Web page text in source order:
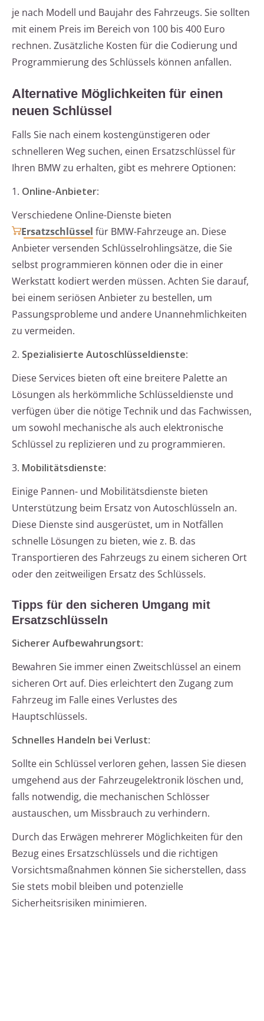
je nach Modell und Baujahr des Fahrzeugs. Sie sollten
mit einem Preis im Bereich von 100 bis 400 Euro
rechnen. Zusätzliche Kosten für die Codierung und
Programmierung des Schlüssels können anfallen.
Alternative Möglichkeiten für einen
neuen Schlüssel
Falls Sie nach einem kostengünstigeren oder
schnelleren Weg suchen, einen Ersatzschlüssel für
Ihren BMW zu erhalten, gibt es mehrere Optionen:
1. Online-Anbieter:
Verschiedene Online-Dienste bieten
Ersatzschlüssel für BMW-Fahrzeuge an. Diese
Anbieter versenden Schlüsselrohlingsätze, die Sie
selbst programmieren können oder die in einer
Werkstatt kodiert werden müssen. Achten Sie darauf,
bei einem seriösen Anbieter zu bestellen, um
Passungsprobleme und andere Unannehmlichkeiten
zu vermeiden.
2. Spezialisierte Autoschlüsseldienste:
Diese Services bieten oft eine breitere Palette an
Lösungen als herkömmliche Schlüsseldienste und
verfügen über die nötige Technik und das Fachwissen,
um sowohl mechanische als auch elektronische
Schlüssel zu replizieren und zu programmieren.
3. Mobilitätsdienste:
Einige Pannen- und Mobilitätsdienste bieten
Unterstützung beim Ersatz von Autoschlüsseln an.
Diese Dienste sind ausgerüstet, um in Notfällen
schnelle Lösungen zu bieten, wie z. B. das
Transportieren des Fahrzeugs zu einem sicheren Ort
oder den zeitweiligen Ersatz des Schlüssels.
Tipps für den sicheren Umgang mit
Ersatzschlüsseln
Sicherer Aufbewahrungsort:
Bewahren Sie immer einen Zweitschlüssel an einem
sicheren Ort auf. Dies erleichtert den Zugang zum
Fahrzeug im Falle eines Verlustes des
Hauptschlüssels.
Schnelles Handeln bei Verlust:
Sollte ein Schlüssel verloren gehen, lassen Sie diesen
umgehend aus der Fahrzeugelektronik löschen und,
falls notwendig, die mechanischen Schlösser
austauschen, um Missbrauch zu verhindern.
Durch das Erwägen mehrerer Möglichkeiten für den
Bezug eines Ersatzschlüssels und die richtigen
Vorsichtsmaßnahmen können Sie sicherstellen, dass
Sie stets mobil bleiben und potenzielle
Sicherheitsrisiken minimieren.